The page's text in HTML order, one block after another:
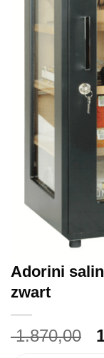
Adorini
zwart
1.870,00